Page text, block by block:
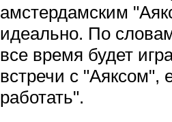
амстердамским
идеально. По
все время будет
встречи с "Аяксом",
работать".